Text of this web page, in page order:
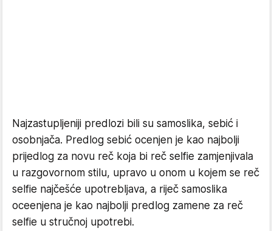
Najzastupljeniji predlozi bili su samoslika, sebić i
osobnjača. Predlog sebić ocenjen je kao najbolji
prijedlog za novu reč koja bi reč selfie zamjenjivala
u razgovornom stilu, upravo u onom u kojem se reč
selfie najčešće upotrebljava, a riječ samoslika
oceenjena je kao najbolji predlog zamene za reč
selfie u stručnoj upotrebi.